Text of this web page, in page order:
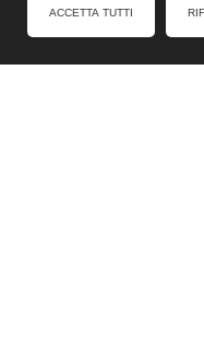
FACEBOOK
Formel - Al
Cookies Policy
ACCETTA TUTTI